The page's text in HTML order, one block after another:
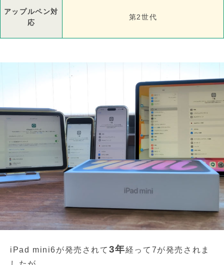
アップルペン対
応
第2世代
iPad mini6が発売されて 3年経って7が発売されま